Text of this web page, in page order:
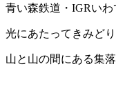
青い森鉄道・IGRい
光にあたってきみど
山と山の間にある集